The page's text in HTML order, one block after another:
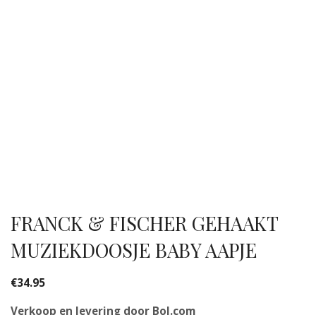
FRANCK & FISCHER GEHAAKT
MUZIEKDOOSJE BABY AAPJE
€34.95
Verkoop en levering door Bol.com